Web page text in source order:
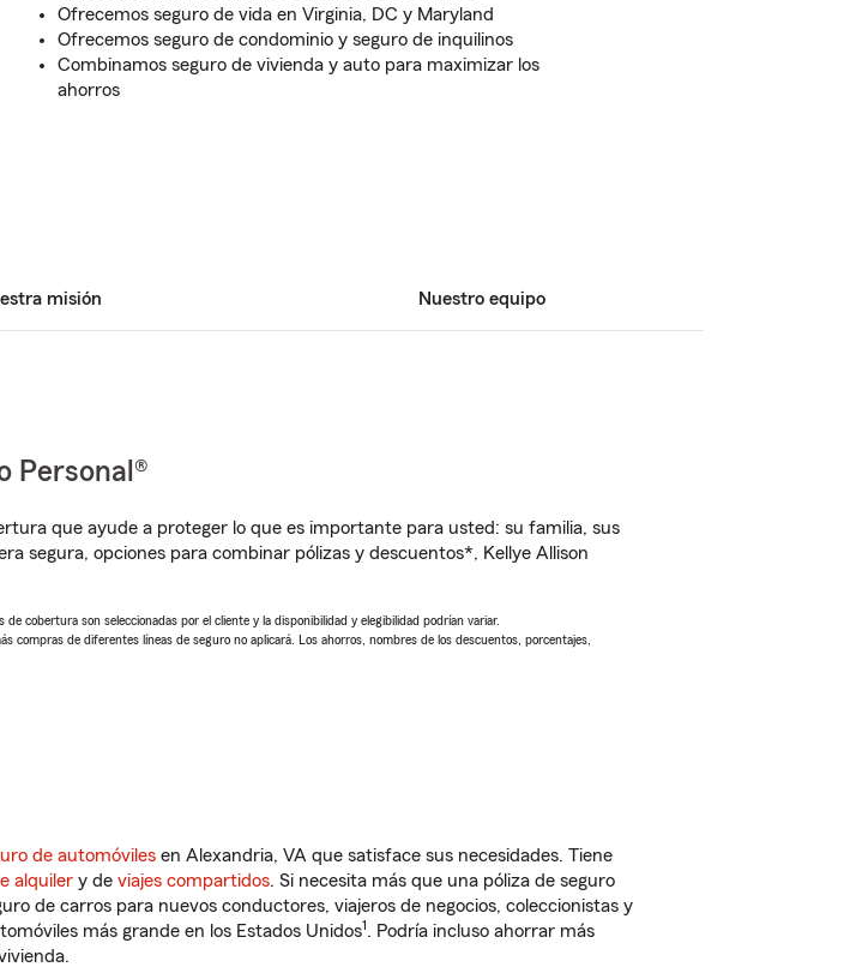
Ofrecemos seguro de vida en Virginia, DC y Maryland
Ofrecemos seguro de condominio y seguro de inquilinos
Combinamos seguro de vivienda y auto para maximizar los
ahorros
misión Nuestro equipo
Personal®
que ayude a proteger lo que es importante para usted: su familia, sus
segura, opciones para combinar pólizas y descuentos*, Kellye Allison
cobertura son seleccionadas por el cliente y la disponibilidad y elegibilidad podrían variar.
compras de diferentes líneas de seguro no aplicará. Los ahorros, nombres de los descuentos, porcentajes,
de automóviles en Alexandria, VA que satisface sus necesidades. Tiene
alquiler y de viajes compartidos. Si necesita más que una póliza de seguro
de carros para nuevos conductores, viajeros de negocios, coleccionistas y
más grande en los Estados Unidos1. Podría incluso ahorrar más